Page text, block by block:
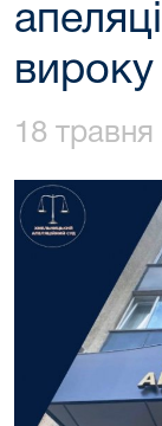
вироку
18